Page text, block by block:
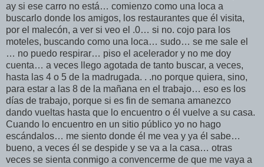
ay si ese carro no está… comienzo como una loca a
buscarlo donde los amigos, los restaurantes que él visita,
por el malecón, a ver si veo el .0… si no. cojo para los
moteles, buscando como una loca… sudo… se me sale el
… no puedo respirar… piso el acelerador y no me doy
cuenta… a veces llego agotada de tanto buscar, a veces,
hasta las 4 o 5 de la madrugada. . .no porque quiera, sino,
para estar a las 8 de la mañana en el trabajo… eso es los
días de trabajo, porque si es fin de semana amanezco
dando vueltas hasta que lo encuentro o él vuelve a su casa.
Cuando lo encuentro en un sitio público yo no hago
escándalos… me siento donde él me vea y ya él sabe…
bueno, a veces él se despide y se va a la casa… otras
veces se sienta conmigo a convencerme de que me vaya a